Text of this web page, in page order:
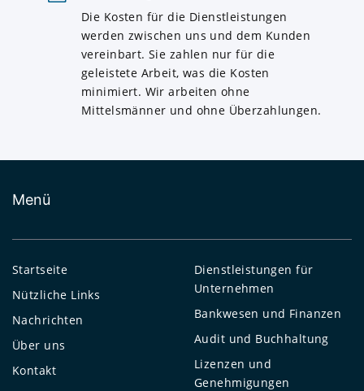
Die Kosten für die Dienstleistungen
werden zwischen uns und dem Kunden
vereinbart. Sie zahlen nur für die
geleistete Arbeit, was die Kosten
minimiert. Wir arbeiten ohne
Mittelsmänner und ohne Überzahlungen.
Menü
Startseite
Nützliche Links
Nachrichten
Über uns
Kontakt
Dienstleistungen für
Unternehmen
Bankwesen und Finanzen
Audit und Buchhaltung
Lizenzen und
Genehmigungen